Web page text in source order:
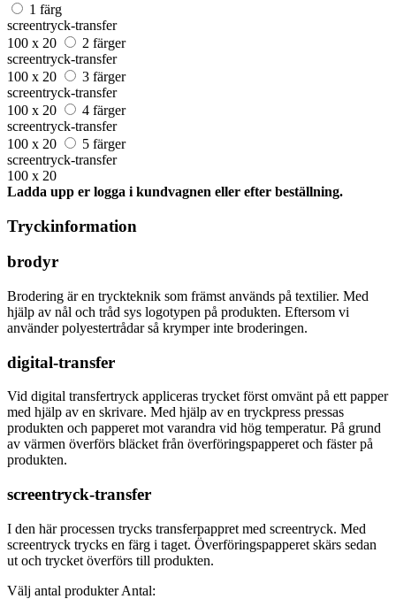
1 färg
screentryck-transfer
100 x 20
2 färger
screentryck-transfer
100 x 20
3 färger
screentryck-transfer
100 x 20
4 färger
screentryck-transfer
100 x 20
5 färger
screentryck-transfer
100 x 20
Ladda upp er logga i kundvagnen eller efter beställning.
Tryckinformation
brodyr
Brodering är en tryckteknik som främst används på textilier. Med
hjälp av nål och tråd sys logotypen på produkten. Eftersom vi
använder polyestertrådar så krymper inte broderingen.
digital-transfer
Vid digital transfertryck appliceras trycket först omvänt på ett papper
med hjälp av en skrivare. Med hjälp av en tryckpress pressas
produkten och papperet mot varandra vid hög temperatur. På grund
av värmen överförs bläcket från överföringspapperet och fäster på
produkten.
screentryck-transfer
I den här processen trycks transferpappret med screentryck. Med
screentryck trycks en färg i taget. Överföringspapperet skärs sedan
ut och trycket överförs till produkten.
Välj antal produkter Antal: